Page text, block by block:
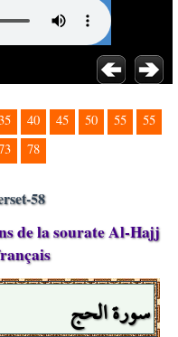
40 45 50 55
55
78
58
de la sourate Al-Hajj
سورة الحج